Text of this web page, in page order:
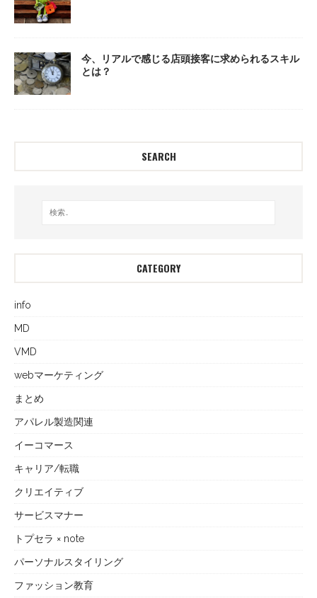
今、リアルで感じる店頭接客に求められるスキル
とは？
SEARCH
CATEGORY
info
MD
VMD
webマーケティング
まとめ
アパレル製造関連
イーコマース
キャリア/転職
クリエイティブ
サービスマナー
トプセラ × note
パーソナルスタイリング
ファッション教育